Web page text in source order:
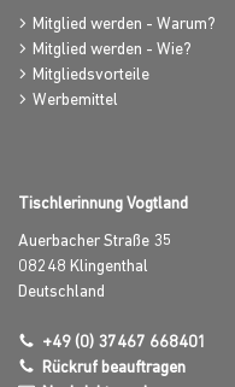
Mitglied werden - Warum?
Mitglied werden - Wie?
Mitgliedsvorteile
Werbemittel
Tischlerinnung Vogtland
Auerbacher Straße 35
08248 Klingenthal
Deutschland
+49 (0) 37467 668401
Rückruf beauftragen